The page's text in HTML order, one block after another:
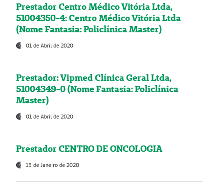
Prestador Centro Médico Vitória Ltda,
51004350-4: Centro Médico Vitória Ltda
(Nome Fantasia: Policlínica Master)
01 de Abril de 2020
Prestador: Vipmed Clínica Geral Ltda,
51004349-0 (Nome Fantasia: Policlínica
Master)
01 de Abril de 2020
Prestador CENTRO DE ONCOLOGIA
15 de Janeiro de 2020